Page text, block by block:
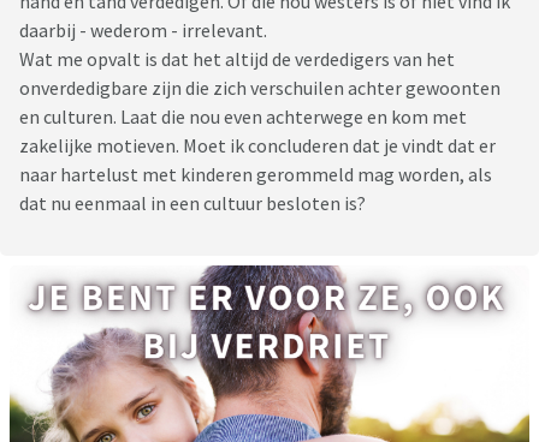
daarbij - wederom - irrelevant.
Wat me opvalt is dat het altijd de verdedigers van het
onverdedigbare zijn die zich verschuilen achter gewoonten
en culturen. Laat die nou even achterwege en kom met
zakelijke motieven. Moet ik concluderen dat je vindt dat er
naar hartelust met kinderen gerommeld mag worden, als
dat nu eenmaal in een cultuur besloten is?